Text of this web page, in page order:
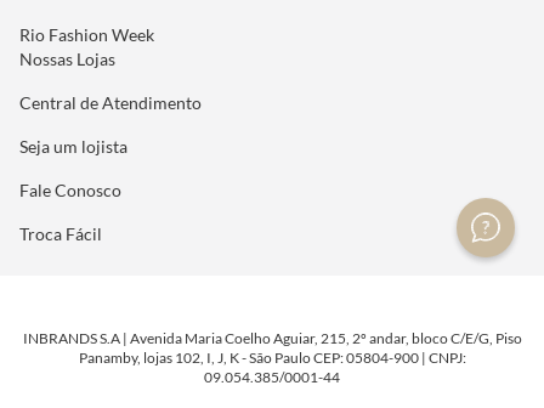
Rio Fashion Week
Nossas Lojas
Central de Atendimento
Seja um lojista
Fale Conosco
Troca Fácil
INBRANDS S.A | Avenida Maria Coelho Aguiar, 215, 2º andar, bloco C/E/G, Piso
Panamby, lojas 102, I, J, K - São Paulo CEP: 05804-900 | CNPJ:
09.054.385/0001-44